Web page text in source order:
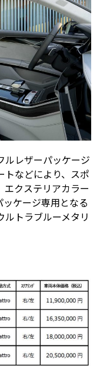
ルレザーパッケージ
トなどにより、スポ
エクステリアカラー
ケージ専用となる
トラブルーメタリ